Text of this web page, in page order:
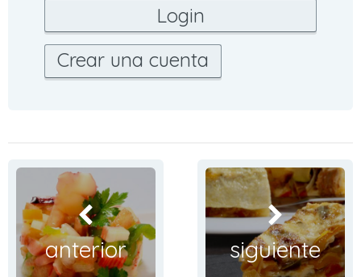
Crear una cuenta
anterior siguiente